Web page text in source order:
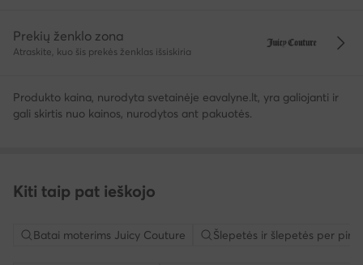
Prekių ženklo zona
Atraskite, kuo šis prekės ženklas išsiskiria
Produkto kaina, nurodyta svetainėje eavalyne.lt, yra galiojanti ir
gali skirtis nuo kainos, nurodytos ant pakuotės.
Kiti taip pat ieškojo
Batai moterims Juicy Couture Šlepetės ir šlepetės per